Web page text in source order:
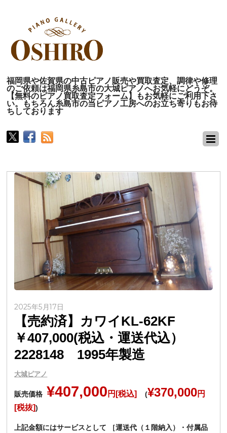
福岡県や佐賀県の中古ピアノ販売や買取査定、調律や修理
のご依頼は福岡県糸島市の大城ピアノへお気軽にどうぞ。
【無料のピアノ買取査定フォーム】もお気軽にご利用下さ
い。もちろん糸島市の当ピアノ工房へのお立ち寄りもお待
ちしております
2025年5月17日
【売約済】カワイKL-62KF
￥407,000(税込・運送代込）
2228148 1995年製造
大城ピアノ
販売価格 ¥407,000 円[税込] (¥370,000円
[税抜])
上記金額にはサービスとして ［運送代（１階納入）・付属品